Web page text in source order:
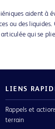
aident à
ou des
qui se
LIENS
Rappels et
terrain